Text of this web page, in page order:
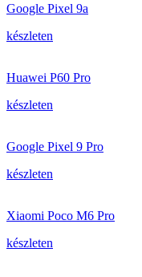
Google Pixel 9a
készleten
Huawei P60 Pro
készleten
Google Pixel 9 Pro
készleten
Xiaomi Poco M6 Pro
készleten